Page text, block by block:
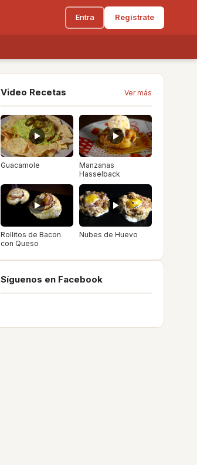
Entra Regístrate
Video Recetas Ver más
Guacamole
Manzanas
Hasselback
Rollitos de Bacon
con Queso
Nubes de Huevo
Síguenos en Facebook